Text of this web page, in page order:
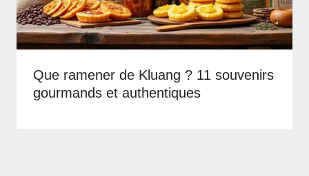
Que ramener de Kluang ? 11 souvenirs
gourmands et authentiques